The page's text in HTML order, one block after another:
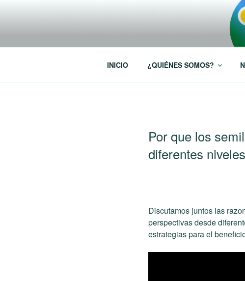
Red Regional de Semilleros de
INICIO ¿QUIÉNES SOMOS?
EL
Por que los
diferentes
Discutamos juntos las
perspectivas desde
estrategias para el